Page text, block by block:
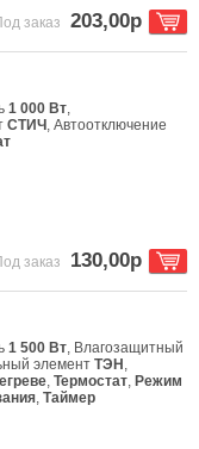
заказ 203,00р
1 000 Вт,
СТИЧ , Автоотключение
заказ 130,00р
1 500 Вт, Влагозащитный
элементТЭН ,
,Термостат, Режим
,Таймер